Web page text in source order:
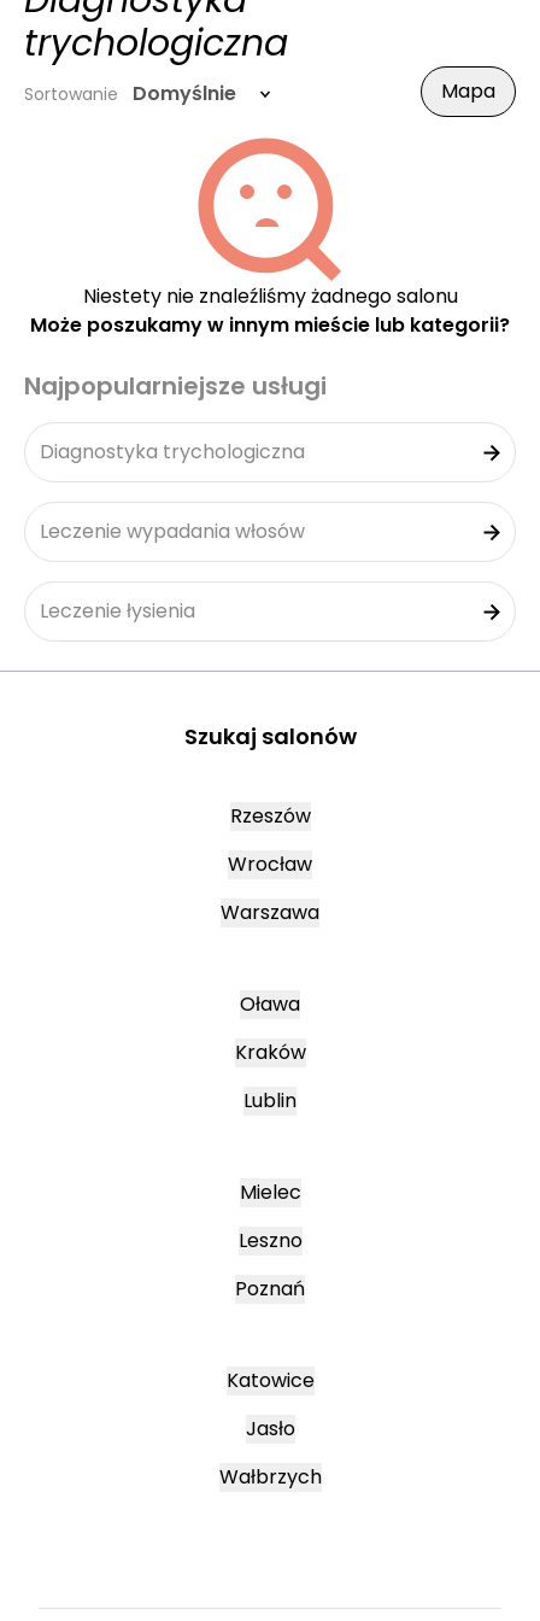
trychologiczna
Sortowanie Domyślnie Mapa
Niestety nie znaleźliśmy żadnego salonu
Może poszukamy w innym mieście lub kategorii?
Najpopularniejsze usługi
Diagnostyka trychologiczna
Leczenie wypadania włosów
Leczenie łysienia
Szukaj salonów
Rzeszów
Wrocław
Warszawa
Oława
Kraków
Lublin
Mielec
Leszno
Poznań
Katowice
Jasło
Wałbrzych